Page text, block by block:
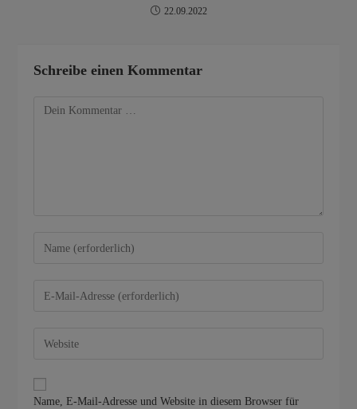
22.09.2022
Schreibe einen Kommentar
Name, E-Mail-Adresse und Website in diesem Browser für